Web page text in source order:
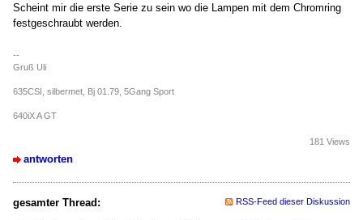
Scheint mir die erste Serie zu sein wo die Lampen mit dem Chromring
festgeschraubt werden.
--
Gruß Uli
635CSI, silbermet, Bj 01.79, 5Gang Sport
640iX A GT
antworten
181 Views
gesamter Thread: RSS-Feed dieser Diskussion